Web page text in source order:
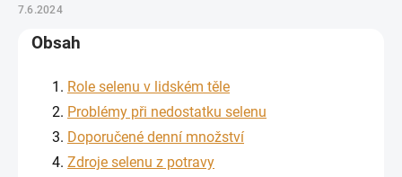
7.6.2024
Obsah
Role selenu v lidském těle
Problémy při nedostatku selenu
Doporučené denní množství
Zdroje selenu z potravy